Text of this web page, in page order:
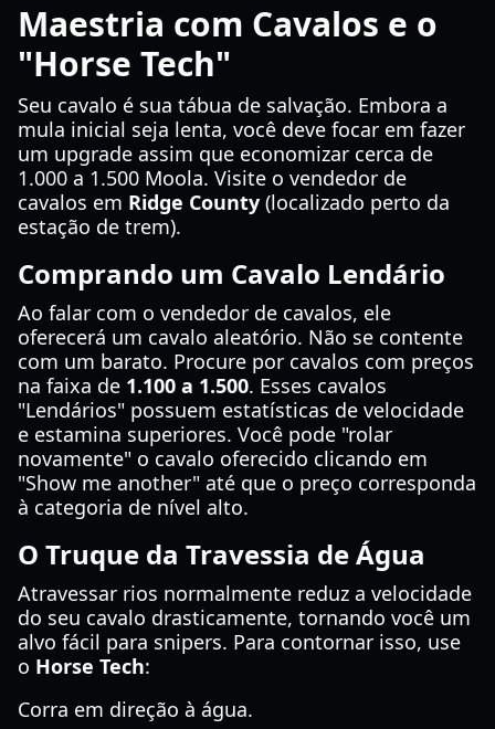
Maestria com Cavalos e o
"Horse Tech"
Seu cavalo é sua tábua de salvação. Embora a
mula inicial seja lenta, você deve focar em fazer
um upgrade assim que economizar cerca de
1.000 a 1.500 Moola. Visite o vendedor de
cavalos em Ridge County (localizado perto da
estação de trem).
Comprando um Cavalo Lendário
Ao falar com o vendedor de cavalos, ele
oferecerá um cavalo aleatório. Não se contente
com um barato. Procure por cavalos com preços
na faixa de 1.100 a 1.500. Esses cavalos
"Lendários" possuem estatísticas de velocidade
e estamina superiores. Você pode "rolar
novamente" o cavalo oferecido clicando em
"Show me another" até que o preço corresponda
à categoria de nível alto.
O Truque da Travessia de Água
Atravessar rios normalmente reduz a velocidade
do seu cavalo drasticamente, tornando você um
alvo fácil para snipers. Para contornar isso, use
o Horse Tech:
Corra em direção à água.